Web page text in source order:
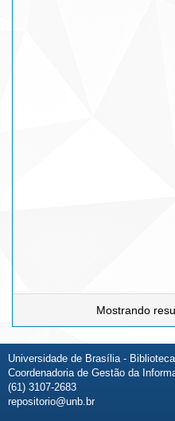
Mostrando
Universidade de Brasília -
Coordenadoria de Gestão da
(61) 3107-2683
repositorio@unb.br